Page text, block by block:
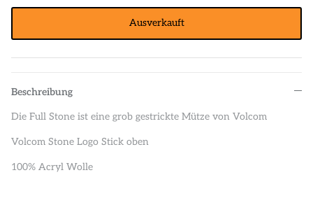
Ausverkauft
Beschreibung
Die Full Stone ist eine grob gestrickte Mütze von Volcom
Volcom Stone Logo Stick oben
100% Acryl Wolle